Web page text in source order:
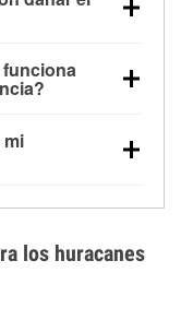
un tiempo
el vehículo
para
y pueden
provocar una
funciona
son
y más
mi
estancada y
son
los huracanes